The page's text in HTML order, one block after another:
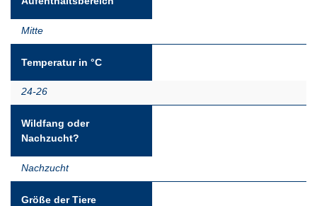
Mitte
Temperatur in °C
24-26
Wildfang oder
Nachzucht?
Nachzucht
Größe der Tiere